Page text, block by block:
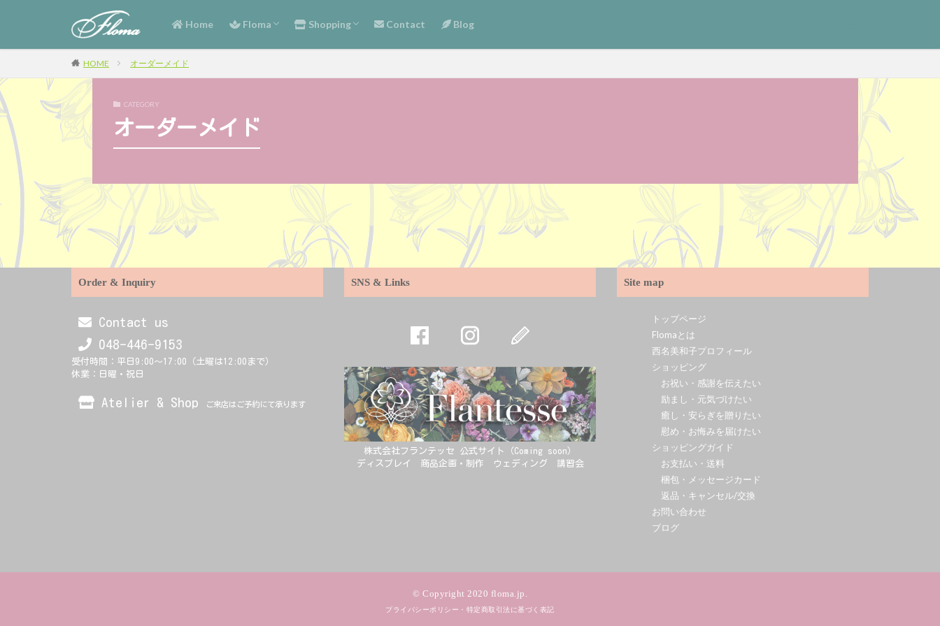
Home Floma
Flomaとは
西名美和子プロフィール
Shopping
季節商品
フラワーボックス
お祝い・感謝
励まし・元気
癒し・安らぎ
慰め・お悔み
追加用アロマオイル・香りのサンプル
ショッピングガイド
Contact Blog
HOME オーダーメイド
CATEGORY
オーダーメイド
Order & Inquiry
Contact us
048-446-9153
受付時間：平日9:00～17:00（土曜は12:00まで）
休業：日曜・祝日
Atelier & Shop ご来店はご予約にて承ります
SNS & Links
株式会社フランテッセ 公式サイト（Coming soon）
ディスプレイ 商品企画・制作 ウェディング 講習会
Site map
トップページ
Flomaとは
西名美和子プロフィール
ショッピング
お祝い・感謝を伝えたい
励まし・元気づけたい
癒し・安らぎを贈りたい
慰め・お悔みを届けたい
ショッピングガイド
お支払い・送料
梱包・メッセージカード
返品・キャンセル/交換
お問い合わせ
ブログ
© Copyright 2020 floma.jp.
プライバシーポリシー・特定商取引法に基づく表記